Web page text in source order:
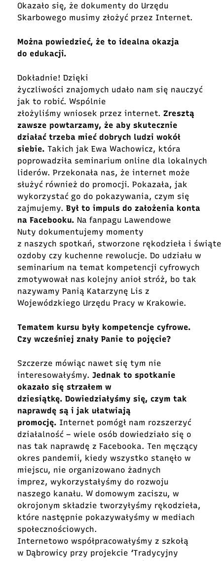
Okazało się, że dokumenty do Urzędu
Skarbowego musimy złożyć przez Internet.
Można powiedzieć, że to idealna okazja
do edukacji.
Dokładnie! Dzięki
życzliwości znajomych udało nam się nauczyć
jak to robić. Wspólnie
złożyliśmy wniosek przez internet. Zresztą
zawsze powtarzamy, że aby skutecznie
działać trzeba mieć dobrych ludzi wokół
siebie. Takich jak Ewa Wachowicz, która
poprowadziła seminarium online dla lokalnych
liderów. Przekonała nas, że internet może
służyć również do promocji. Pokazała, jak
wykorzystać go do pokazywania, czym się
zajmujemy. Był to impuls do założenia konta
na Facebooku. Na fanpagu Lawendowe
Nuty dokumentujemy momenty
z naszych spotkań, stworzone rękodzieła i
ozdoby czy kuchenne rewolucje. Do udziału w
seminarium na temat kompetencji cyfrowych
zmotywował nas kolejny anioł stróż, bo tak
nazywamy Panią Katarzynę Lis z
Wojewódzkiego Urzędu Pracy w Krakowie.
Tematem kursu były kompetencje cyfrowe.
Czy wcześniej znały Panie to pojęcie?
Szczerze mówiąc nawet się tym nie
interesowałyśmy. Jednak to spotkanie
okazało się strzałem w
dziesiątkę. Dowiedziałyśmy się, czym tak
naprawdę są i jak ułatwiają
promocję. Internet pomógł nam rozszerzyć
działalność – wiele osób dowiedziało się o
nas tak naprawdę z Facebooka. Ten męczący
okres pandemii, kiedy wszystko stanęło w
miejscu, nie organizowano żadnych
imprez, wykorzystałyśmy do rozwoju
naszego kanału. W domowym zaciszu, w
okrojonym składzie tworzyłyśmy rękodzieła,
które następnie pokazywałyśmy w mediach
społecznościowych.
Internetowo współpracowałyśmy z szkołą
w Dąbrowicy przy projekcie ‘Tradycyjny